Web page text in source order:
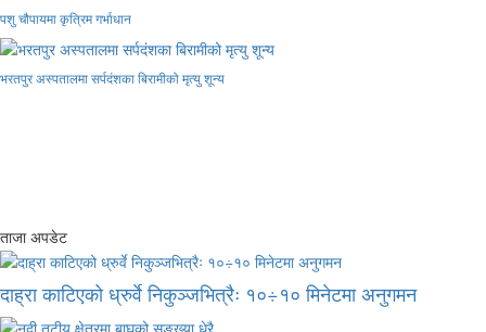
पशु चौपायमा कृत्रिम गर्भाधान
भरतपुर अस्पतालमा सर्पदंशका बिरामीको मृत्यु शून्य
ताजा अपडेट
दाह्रा काटिएको ध्रुर्वे निकुञ्जभित्रैः १०÷१० मिनेटमा अनुगमन